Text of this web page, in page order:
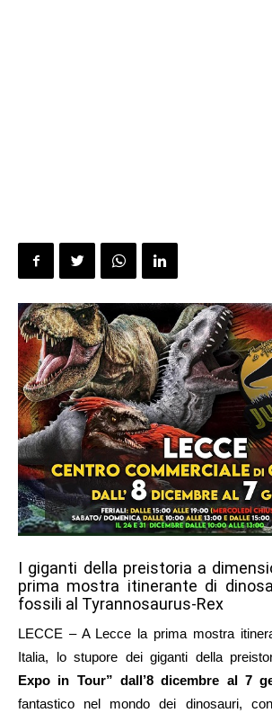
I giganti della preistoria a
prima mostra itinerante di
fossili al Tyrannosaurus-Rex
LECCE – A Lecce la prima mostra
Italia, lo stupore dei giganti della
Expo in Tour” dall’8 dicembre al 7
fantastico nel mondo dei dinosauri,